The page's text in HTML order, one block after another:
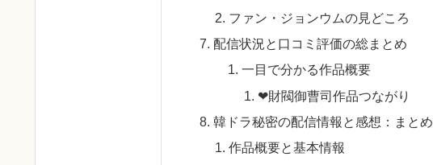
ファン・ジョンウムの見どころ
配信状況と口コミ評価の総まとめ
一目で分かる作品概要
❤財閥御曹司作品つながり
韓ドラ秘密の配信情報と感想：まとめ
作品概要と基本情報